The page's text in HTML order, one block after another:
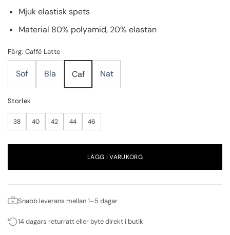
Mjuk elastisk spets
Material 80% polyamid, 20% elastan
Färg: Caffé Latte
Sof Bla Caf Nat
Storlek
38 40 42 44 46
LÄGG I VARUKORG
Snabb leverans mellan 1–5 dagar
14 dagars returrätt eller byte direkt i butik